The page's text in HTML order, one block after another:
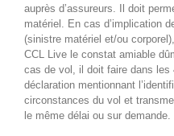
auprès d’assureurs. Il doit
matériel. En cas d’implication
(sinistre matériel et/ou
CCL Live le constat amiable
cas de vol, il doit faire dans les
déclaration mentionnant
circonstances du vol et
le même délai ou sur demande.